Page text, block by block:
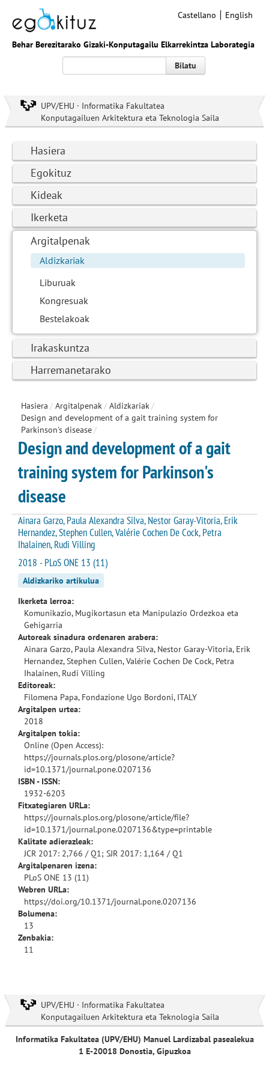
Behar Berezitarako Gizaki-Konputagailu Elkarrekintza Laborategia
Castellano English
Bilatu
UPV/EHU · Informatika Fakultatea
Konputagailuen Arkitektura eta Teknologia Saila
Hasiera
Egokituz
Kideak
Ikerketa
Argitalpenak
Aldizkariak
Liburuak
Kongresuak
Bestelakoak
Irakaskuntza
Harremanetarako
Hasiera / Argitalpenak/ Aldizkariak/
Design and development of a gait training system for
Parkinson's disease/
Design and development of a gait
training system for Parkinson's
disease
Ainara Garzo, Paula Alexandra Silva, Nestor Garay-Vitoria, Erik
Hernandez, Stephen Cullen, Valérie Cochen De Cock, Petra
Ihalainen, Rudi Villing
2018 - PLoS ONE 13 (11)
Aldizkariko artikulua
Ikerketa lerroa:
Komunikazio, Mugikortasun eta Manipulazio Ordezkoa eta
Gehigarria
Autoreak sinadura ordenaren arabera:
Ainara Garzo, Paula Alexandra Silva, Nestor Garay-Vitoria, Erik
Hernandez, Stephen Cullen, Valérie Cochen De Cock, Petra
Ihalainen, Rudi Villing
Editoreak:
Filomena Papa, Fondazione Ugo Bordoni, ITALY
Argitalpen urtea:
2018
Argitalpen tokia:
Online (Open Access):
https://journals.plos.org/plosone/article?
id=10.1371/journal.pone.0207136
ISBN - ISSN:
1932-6203
Fitxategiaren URLa:
https://journals.plos.org/plosone/article/file?
id=10.1371/journal.pone.0207136&type=printable
Kalitate adierazleak:
JCR 2017: 2,766 / Q1; SJR 2017: 1,164 / Q1
Argitalpenaren izena:
PLoS ONE 13 (11)
Webren URLa:
https://doi.org/10.1371/journal.pone.0207136
Bolumena:
13
Zenbakia:
11
UPV/EHU · Informatika Fakultatea
Konputagailuen Arkitektura eta Teknologia Saila
Informatika Fakultatea (UPV/EHU) Manuel Lardizabal pasealekua
1 E-20018 Donostia, Gipuzkoa